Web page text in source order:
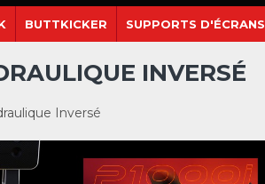
BUTTKICKER SUPPORTS D'ÉCRANS
Inversé
INVERSÉ